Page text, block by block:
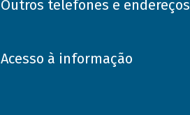
Outros telefones e endereços
Acesso à informação